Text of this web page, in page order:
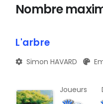
E
AVIS
CONTACT
Nombre
L'arbre
Simon HAVARD
Joueurs